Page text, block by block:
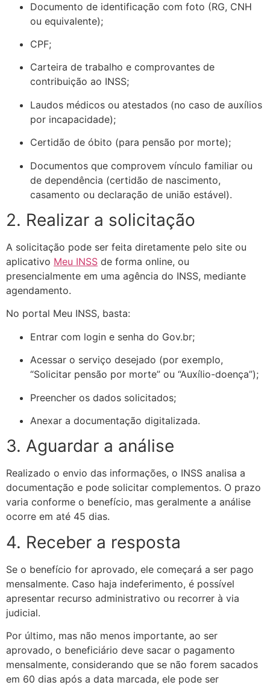
Documento de identificação com foto (RG, CNH
ou equivalente);
CPF;
Carteira de trabalho e comprovantes de
contribuição ao INSS;
Laudos médicos ou atestados (no caso de auxílios
por incapacidade);
Certidão de óbito (para pensão por morte);
Documentos que comprovem vínculo familiar ou
de dependência (certidão de nascimento,
casamento ou declaração de união estável).
2. Realizar a solicitação
A solicitação pode ser feita diretamente pelo site ou
aplicativo Meu INSS de forma online, ou
presencialmente em uma agência do INSS, mediante
agendamento.
No portal Meu INSS, basta:
Entrar com login e senha do Gov.br;
Acessar o serviço desejado (por exemplo,
“Solicitar pensão por morte” ou “Auxílio-doença”);
Preencher os dados solicitados;
Anexar a documentação digitalizada.
3. Aguardar a análise
Realizado o envio das informações, o INSS analisa a
documentação e pode solicitar complementos. O prazo
varia conforme o benefício, mas geralmente a análise
ocorre em até 45 dias.
4. Receber a resposta
Se o benefício for aprovado, ele começará a ser pago
mensalmente. Caso haja indeferimento, é possível
apresentar recurso administrativo ou recorrer à via
judicial.
Por último, mas não menos importante, ao ser
aprovado, o beneficiário deve sacar o pagamento
mensalmente, considerando que se não forem sacados
em 60 dias após a data marcada, ele pode ser